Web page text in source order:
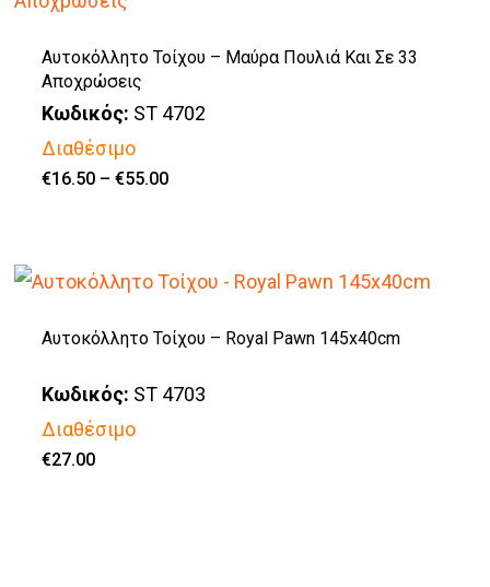
πολλαπλές
παραλλαγές.
Οι
επιλογές
μπορούν
να
σελίδα
του
Αυτοκόλλητο Τοίχου – Μαύρα Πουλιά Και Σε 33
Αποχρώσεις
Κωδικός: ST 4702
Διαθέσιμο
€16.50 – €55.00Price
Αυτό
έχει
πολλαπλές
Οι
επιλογές
Αυτοκόλλητο Τοίχου – Royal Pawn 145x40cm
Κωδικός: ST 4703
Διαθέσιμο
€27.00